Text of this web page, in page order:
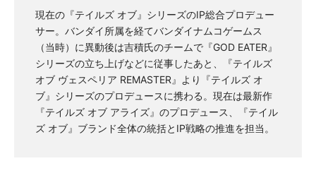
現在の『テイルズ オブ』シリーズのIP総合プロデュー
サー。バンダイ所属を経てバンダイナムコゲームス
（当時）に異動後は吉積氏のチームで『GOD EATER』
シリーズの立ち上げなどに従事したあと、『テイルズ
オブ ヴェスペリア REMASTER』より『テイルズ オ
ブ』シリーズのプロデュースに携わる。現在は最新作
『テイルズ オブ アライズ』のプロデュース、『テイル
ズ オブ』ブランド全体の統括とIP戦略の推進を担当。